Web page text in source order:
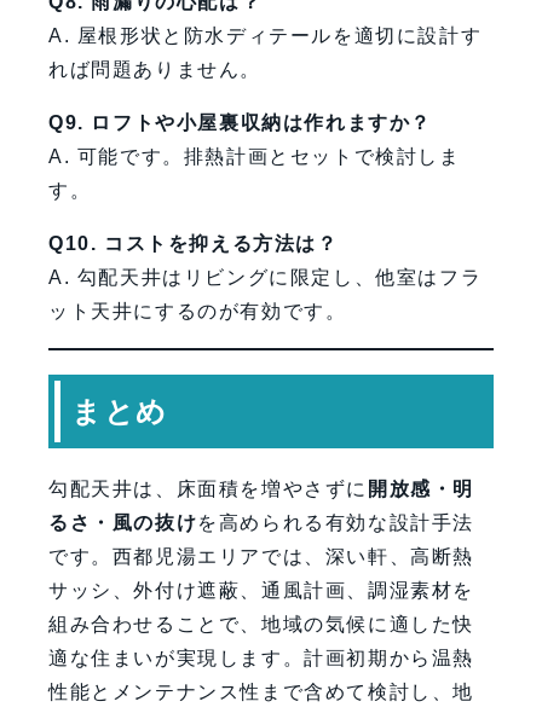
A. 屋根形状と防水ディテールを適切に設計す
れば問題ありません。
Q9. ロフトや小屋裏収納は作れますか？
A. 可能です。排熱計画とセットで検討しま
す。
Q10. コストを抑える方法は？
A. 勾配天井はリビングに限定し、他室はフラ
ット天井にするのが有効です。
まとめ
勾配天井は、床面積を増やさずに 開放感・明
るさ・風の抜けを高められる有効な設計手法
です。西都児湯エリアでは、深い軒、高断熱
サッシ、外付け遮蔽、通風計画、調湿素材を
組み合わせることで、地域の気候に適した快
適な住まいが実現します。計画初期から温熱
性能とメンテナンス性まで含めて検討し、地